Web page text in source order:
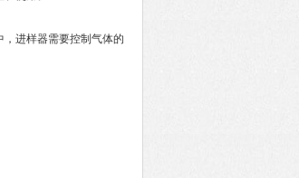
进样器需要控制气体的